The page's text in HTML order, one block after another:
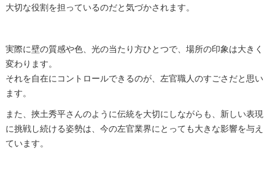
大切な役割を担っているのだと気づかされます。
実際に壁の質感や色、光の当たり方ひとつで、場所の印象は大きく
変わります。
それを自在にコントロールできるのが、左官職人のすごさだと思い
ます。
また、挾土秀平さんのように伝統を大切にしながらも、新しい表現
に挑戦し続ける姿勢は、今の左官業界にとっても大きな影響を与え
ています。